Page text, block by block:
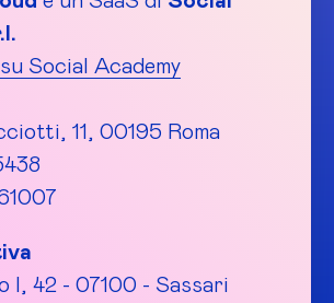
Social Academy
11, 00195 Roma
I, 42 - 07100 - Sassari